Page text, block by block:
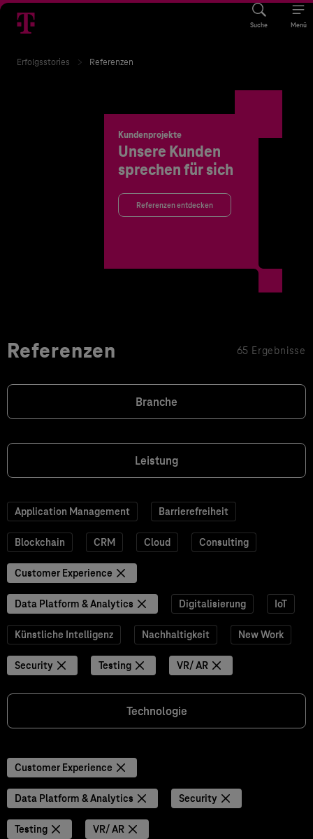
Suche Menü
Erfolgsstories Referenzen
Kundenprojekte
Unsere Kunden
sprechen für sich
Referenzen entdecken
Referenzen 65 Ergebnisse
Branche
Leistung
Application Management Barrierefreiheit
Blockchain CRM Cloud Consulting
Customer Experience
Data Platform & Analytics Digitalisierung IoT
Künstliche Intelligenz Nachhaltigkeit New Work
Security Testing VR/ AR
Technologie
Customer Experience
Data Platform & Analytics Security
Testing
VR/ AR